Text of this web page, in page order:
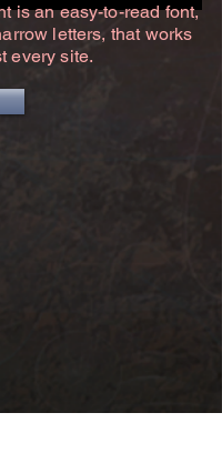
is an easy-to-read font,
letters, that works
every site.